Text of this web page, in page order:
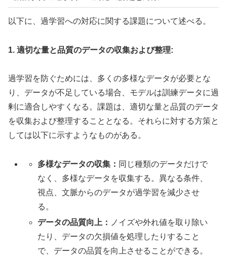
以下に、過学習への対応に関する課題について述べる。
1. 適切な量と品質のデータの収集および整理:
過学習を防ぐためには、多くの多様なデータが必要とな
り、データが不足している場合、モデルは訓練データに過
剰に適合しやすくなる。課題は、適切な量と品質のデータ
を収集および整理することとなる。それらに対する方策と
しては以下に示すようなものがある。
多様なデータの収集： 同じ種類のデータだけで
なく、多様なデータを収集する。異なる条件、
視点、文脈からのデータが過学習を減少させ
る。
データの品質向上： ノイズや外れ値を取り除い
たり、データの欠損値を処理したりすること
で、データの品質を向上させることができる。